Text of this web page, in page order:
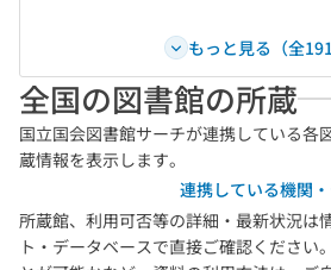
もっと見る（全191
全国の図書館の所蔵
国立国会図書館サーチが連携している各
蔵情報を表示します。
連携している機関
所蔵館、利用可否等の詳細・最新状況は
ト・データベースで直接ご確認ください